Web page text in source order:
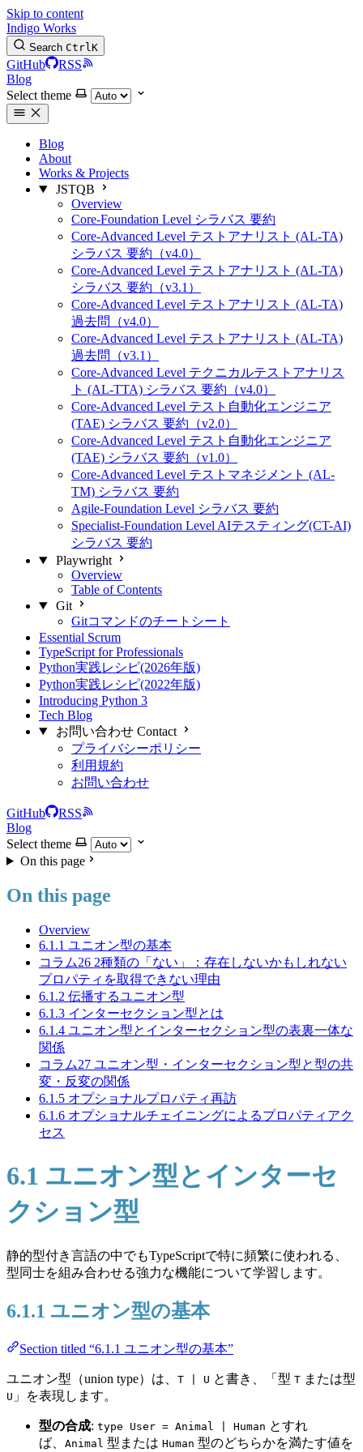
Skip to content
Indigo Works
Search CtrlK
GitHub
RSS
Blog
Select theme
Blog
About
Works & Projects
JSTQB
Overview
Core-Foundation Level シラバス 要約
Core-Advanced Level テストアナリスト (AL-TA)
シラバス 要約（v4.0）
Core-Advanced Level テストアナリスト (AL-TA)
シラバス 要約（v3.1）
Core-Advanced Level テストアナリスト (AL-TA)
過去問（v4.0）
Core-Advanced Level テストアナリスト (AL-TA)
過去問（v3.1）
Core-Advanced Level テクニカルテストアナリス
ト (AL-TTA) シラバス 要約（v4.0）
Core-Advanced Level テスト自動化エンジニア
(TAE) シラバス 要約（v2.0）
Core-Advanced Level テスト自動化エンジニア
(TAE) シラバス 要約（v1.0）
Core-Advanced Level テストマネジメント (AL-
TM) シラバス 要約
Agile-Foundation Level シラバス 要約
Specialist-Foundation Level AIテスティング(CT-AI)
シラバス 要約
Playwright
Overview
Table of Contents
Git
Gitコマンドのチートシート
Essential Scrum
TypeScript for Professionals
Python実践レシピ(2026年版)
Python実践レシピ(2022年版)
Introducing Python 3
Tech Blog
お問い合わせ Contact
プライバシーポリシー
利用規約
お問い合わせ
GitHub
RSS
Blog
Select theme
On this page
On this page
Overview
6.1.1 ユニオン型の基本
コラム26 2種類の「ない」：存在しないかもしれない
プロパティを取得できない理由
6.1.2 伝播するユニオン型
6.1.3 インターセクション型とは
6.1.4 ユニオン型とインターセクション型の表裏一体な
関係
コラム27 ユニオン型・インターセクション型と型の共
変・反変の関係
6.1.5 オプショナルプロパティ再訪
6.1.6 オプショナルチェイニングによるプロパティアク
セス
6.1 ユニオン型とインターセ
クション型
静的型付き言語の中でもTypeScriptで特に頻繁に使われる、
型同士を組み合わせる強力な機能について学習します。
6.1.1 ユニオン型の基本
Section titled “6.1.1 ユニオン型の基本”
ユニオン型（union type）は、 T | U と書き、「型 T または型
U 」を表現します。
型の合成: type User = Animal | Human とすれ
ば、 Animal 型または Human 型のどちらかを満たす値を